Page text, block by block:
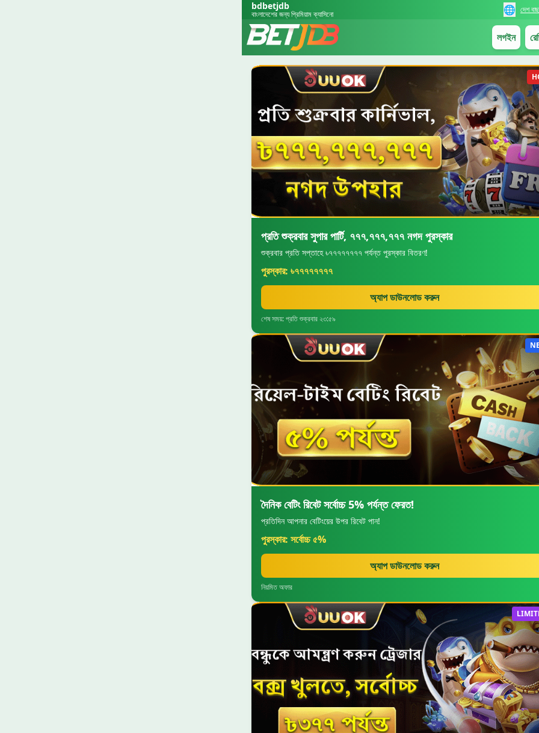
bdbetjdb
বাংলাদেশের জন্য প্রিমিয়াম ক্যাসিনো 🌐 দেশ
লগইন
প্রতি শুক্রবার সুপার পার্টি, ৭৭৭,৭৭৭,৭৭৭ নগদ পুরস্কার
শুক্রবার প্রতি সপ্তাহে ৳৭৭৭৭৭৭৭৭ পর্যন্ত পুরস্কার বিতরণ!
পুরস্কার: ৳৭৭৭৭৭৭৭৭
অ্যাপ ডাউনলোড করুন
শেষ সময়: প্রতি শুক্রবার ২৩:৫৯
দৈনিক বেটিং রিবেট সর্বোচ্চ 5% পর্যন্ত ফেরত!
প্রতিদিন আপনার বেটিংয়ের উপর রিবেট পান!
পুরস্কার: সর্বোচ্চ ৫%
অ্যাপ ডাউনলোড করুন
নিয়মিত অফার